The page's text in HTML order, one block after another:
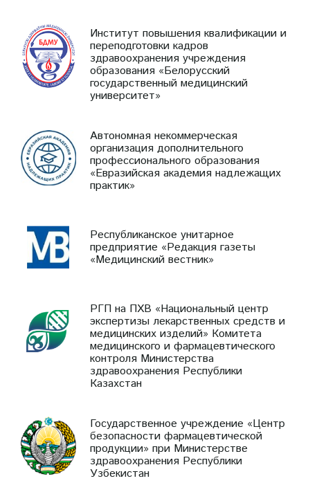
Институт повышения квалификации и
переподготовки кадров
здравоохранения учреждения
образования «Белорусский
государственный медицинский
университет»
Автономная некоммерческая
организация дополнительного
профессионального образования
«Евразийская академия надлежащих
практик»
Республиканское унитарное
предприятие «Редакция газеты
«Медицинский вестник»
РГП на ПХВ «Национальный центр
экспертизы лекарственных средств и
медицинских изделий» Комитета
медицинского и фармацевтического
контроля Министерства
здравоохранения Республики
Казахстан
Государственное учреждение «Центр
безопасности фармацевтической
продукции» при Министерстве
здравоохранения Республики
Узбекистан